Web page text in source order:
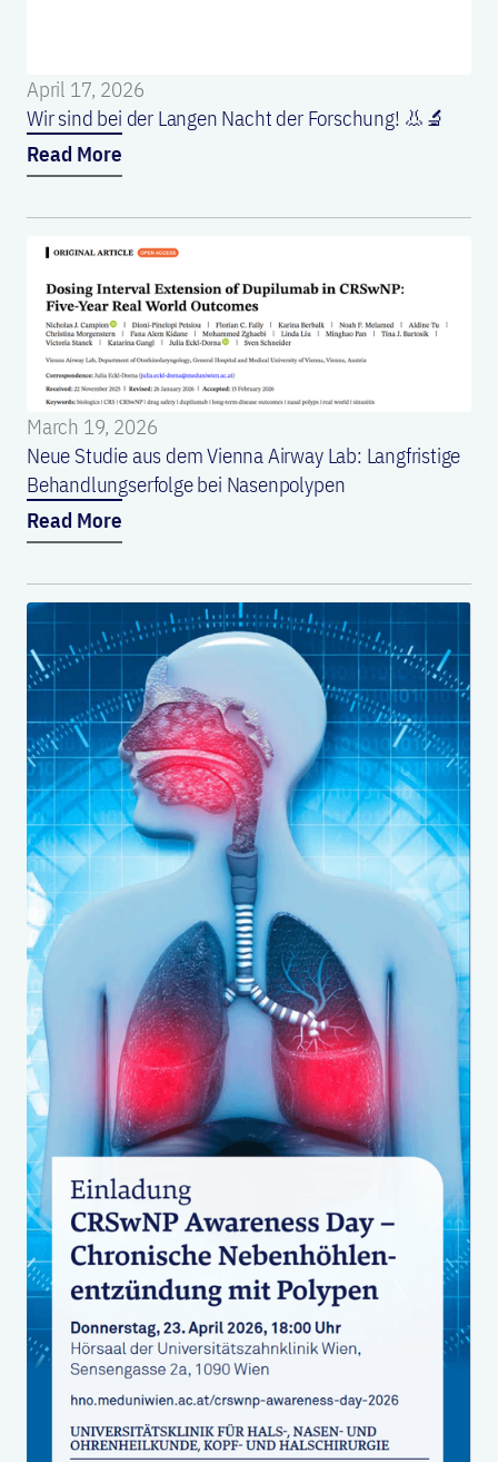
April 17, 2026
Wir sind bei der Langen Nacht der Forschung! 👃🔬
Read More
March 19, 2026
Neue Studie aus dem Vienna Airway Lab: Langfristige
Behandlungserfolge bei Nasenpolypen
Read More